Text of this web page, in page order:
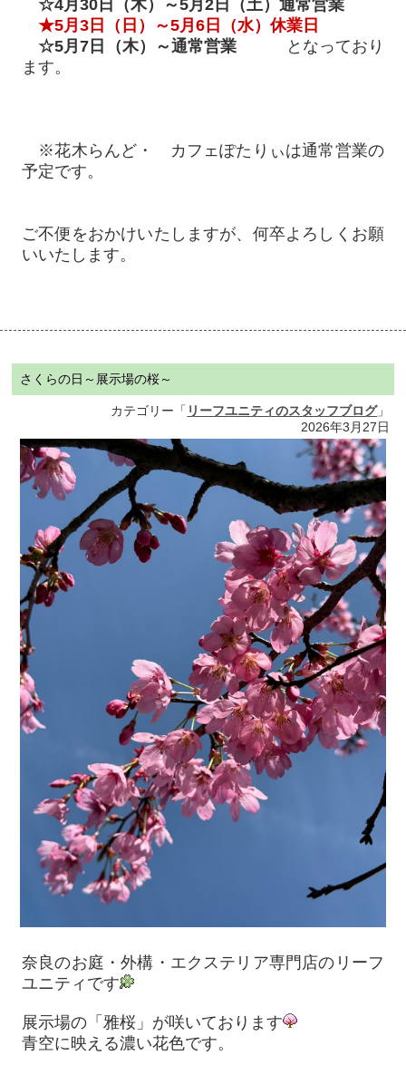
☆4月30日（木）～5月2日（土）通常営業
★5月3日（日）～5月6日（水）休業日
☆5月7日（木）～通常営業 となっており
ます。
※花木らんど・
カフェぽたりぃは通常営業の
予定です。
ご不便をおかけいたしますが、何卒よろしくお願
いいたします。
さくらの日～展示場の桜～
カテゴリー「 リーフユニティのスタッフブログ」
2026年3月27日
奈良のお庭・外構・エクステリア専門店のリーフ
ユニティです
展示場の「雅桜」が咲いております
青空に映える濃い花色です。